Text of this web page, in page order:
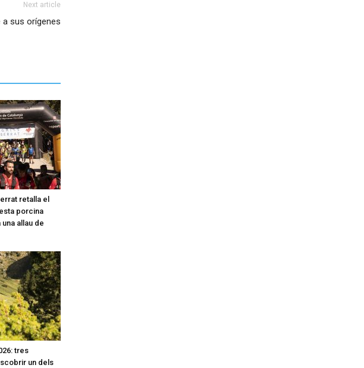
Next article
a sus orígenes
retalla el
porcina
allau de
tres
un dels